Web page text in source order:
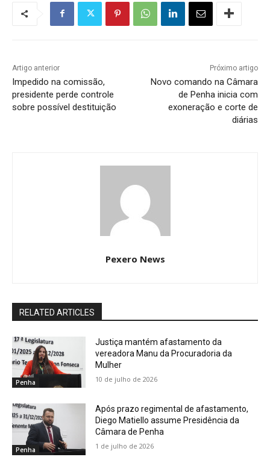
Artigo anterior
Impedido na comissão,
presidente perde controle
sobre possível destituição
Próximo artigo
Novo comando na Câmara
de Penha inicia com
exoneração e corte de
diárias
Pexero News
RELATED ARTICLES
Penha
Justiça mantém afastamento da
vereadora Manu da Procuradoria da
Mulher
10 de julho de 2026
Penha
Após prazo regimental de afastamento,
Diego Matiello assume Presidência da
Câmara de Penha
1 de julho de 2026